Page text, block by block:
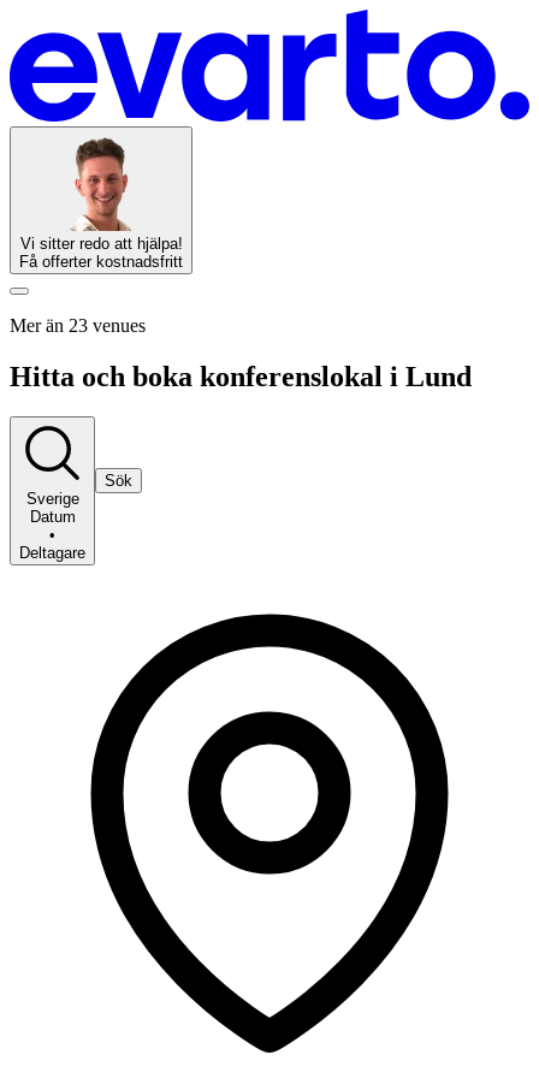
Vi sitter redo att hjälpa!
Få offerter kostnadsfritt
Mer än 23 venues
Hitta och boka konferenslokal i Lund
Sverige
Datum
•
Deltagare
Sök